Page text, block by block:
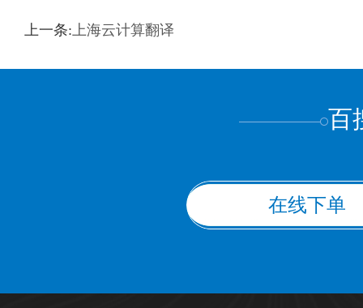
训翻译 标准级
上一条:上海云计算翻译
百
在线下单